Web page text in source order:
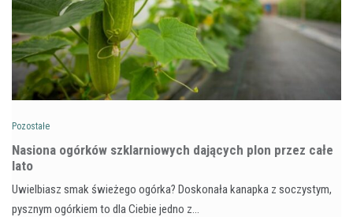
Pozostałe
Nasiona ogórków szklarniowych dających plon przez całe
lato
Uwielbiasz smak świeżego ogórka? Doskonała kanapka z soczystym,
pysznym ogórkiem to dla Ciebie jedno z…